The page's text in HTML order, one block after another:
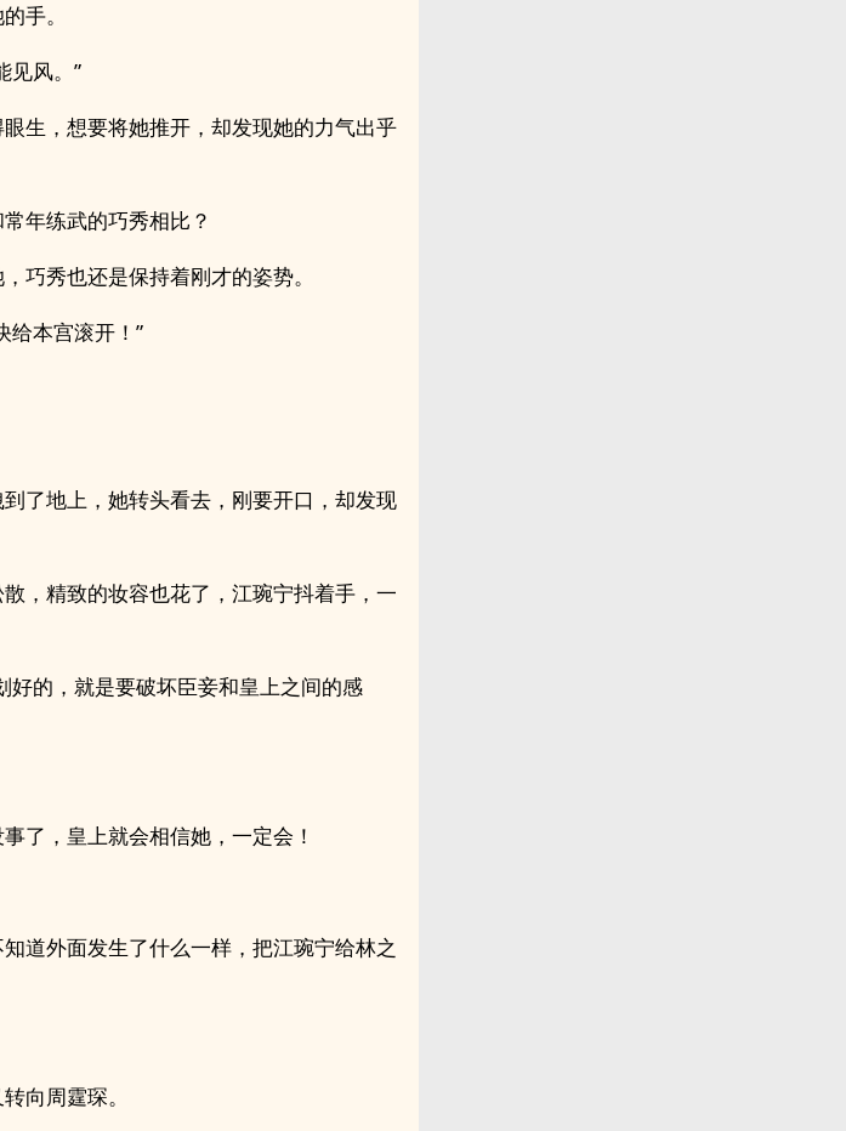
手。
见风。”
生，想要将她推开，却发现她的力气出乎
年练武的巧秀相比？
巧秀也还是保持着刚才的姿势。
给本宫滚开！”
了地上，她转头看去，刚要开口，却发现
，精致的妆容也花了，江琬宁抖着手，一
好的，就是要破坏臣妾和皇上之间的感
了，皇上就会相信她，一定会！
道外面发生了什么一样，把江琬宁给林之
向周霆琛。